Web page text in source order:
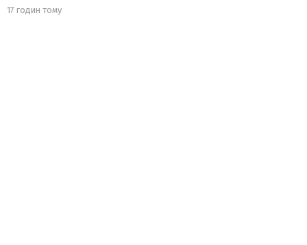
17 годин тому